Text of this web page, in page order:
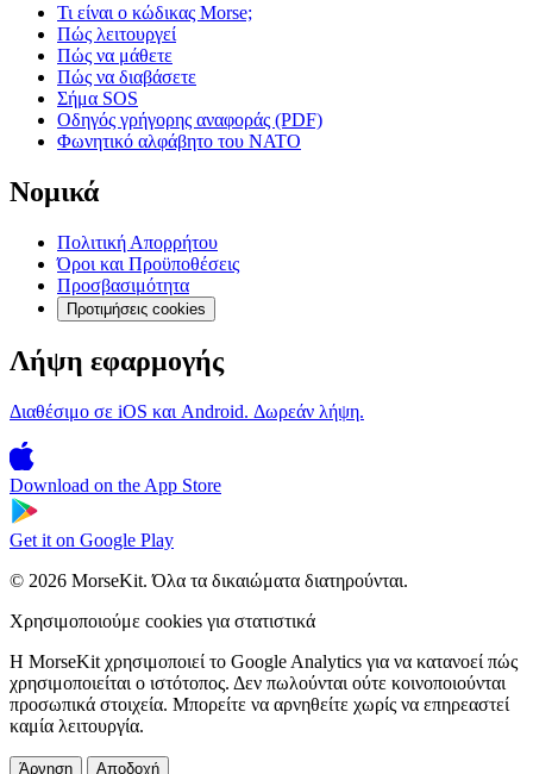
Τι είναι ο κώδικας Morse;
Πώς λειτουργεί
Πώς να μάθετε
Πώς να διαβάσετε
Σήμα SOS
Οδηγός γρήγορης αναφοράς (PDF)
Φωνητικό αλφάβητο του ΝΑΤΟ
Νομικά
Πολιτική Απορρήτου
Όροι και Προϋποθέσεις
Προσβασιμότητα
Προτιμήσεις cookies
Λήψη εφαρμογής
Διαθέσιμο σε iOS και Android. Δωρεάν λήψη.
Download on the App Store
Get it on Google Play
© 2026 MorseKit. Όλα τα δικαιώματα διατηρούνται.
Χρησιμοποιούμε cookies για στατιστικά
Η MorseKit χρησιμοποιεί το Google Analytics για να κατανοεί πώς
χρησιμοποιείται ο ιστότοπος. Δεν πωλούνται ούτε κοινοποιούνται
προσωπικά στοιχεία. Μπορείτε να αρνηθείτε χωρίς να επηρεαστεί
καμία λειτουργία.
Άρνηση Αποδοχή